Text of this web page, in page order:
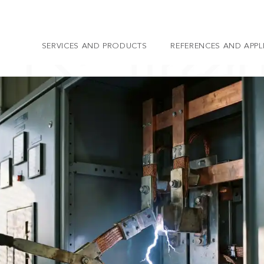
SERVICES AND PRODUCTS REFERENCES AND